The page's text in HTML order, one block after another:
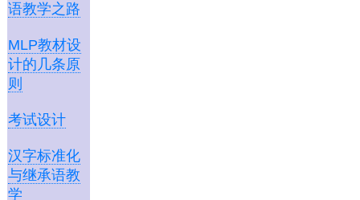
语教学之路
MLP教材设
计的几条原
则
考试设计
汉字标准化
与继承语教
学